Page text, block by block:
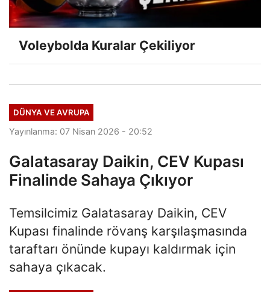
Voleybolda Kuralar Çekiliyor
DÜNYA VE AVRUPA
Yayınlanma: 07 Nisan 2026 - 20:52
Galatasaray Daikin, CEV Kupası
Finalinde Sahaya Çıkıyor
Temsilcimiz Galatasaray Daikin, CEV
Kupası finalinde rövanş karşılaşmasında
taraftarı önünde kupayı kaldırmak için
sahaya çıkacak.